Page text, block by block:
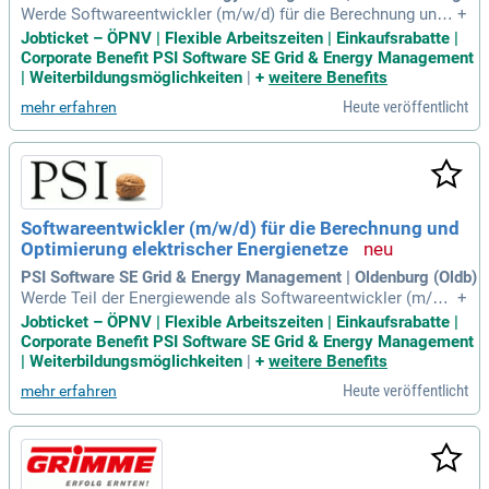
Werde Softwareentwickler (m/w/d) für die Berechnung und
Optimierung elektrischer Energienetze bei PSI Software SE!
In Aschaffenburg oder Berlin gestaltest Du aktiv die Zukunft
der Energieversorgung. Als Teil unseres Teams entwickelst
Du innovative Softwarelösungen zur Automatisierung und O
ptimierung von Stromnetzen im DACH-Raum. Du arbeitest a
n spannenden nationalen und internationalen Projekten, die
die Energiewende vorantreiben. Durch enge Zusammenarbei
t mit Netzexpert:innen setzt Du Anforderungen in leistungsf
ähige algorithmische Lösungen um. Nutze den Freiraum für
Innovation und übernehme Verantwortung in einem dynamis
chen Entwicklungsteam!
+
Jobticket – ÖPNV | Flexible Arbeitszeiten | Einkaufsrabatte |
Corporate Benefit PSI Software SE Grid & Energy Management
| Weiterbildungsmöglichkeiten | + weitere Benefits
mehr erfahren Heute veröffentlicht
Softwareentwickler (m/w/d) für die Berechnung und
Optimierung elektrischer Energienetze
PSI Software SE Grid & Energy Management | Oldenburg (Oldb)
Werde Teil der Energiewende als Softwareentwickler (m/w/
d) in Aschaffenburg oder Berlin bei PSI Software SE! Gestalt
e innovative Softwarelösungen zur Automatisierung und Opt
imierung elektrischer Energienetze in einem führenden Unte
r die Zukunft der Stromversorgung und du erhältst die Mögli
chkeit, in nationalen und internationalen Projekten zu arbeit
en. Entwickle leistungsstarke algorithmische Lösungen in e
nger Zusammenarbeit mit Netzexpert:innen. Nutze deinen G
estaltungsspielraum und übernehme Verantwortung in eine
+
Jobticket – ÖPNV | Flexible Arbeitszeiten | Einkaufsrabatte |
Corporate Benefit PSI Software SE Grid & Energy Management
| Weiterbildungsmöglichkeiten
+ weitere Benefits
mehr erfahren Heute veröffentlicht